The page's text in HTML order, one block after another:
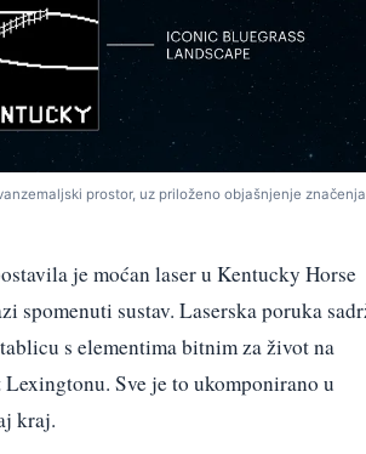
prostor, uz priloženo objašnjenje značenja
je moćan laser u Kentucky Horse
spomenuti sustav. Laserska poruka
s elementima bitnim za život na
Sve je to ukomponirano u
kraj.